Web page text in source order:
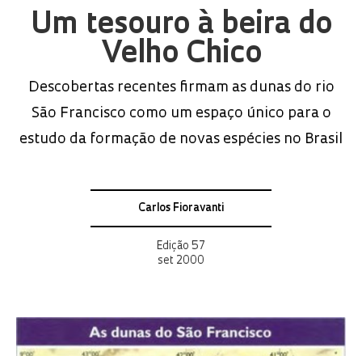
Um tesouro à beira do
Velho Chico
Descobertas recentes firmam as dunas do rio
São Francisco como um espaço único para o
estudo da formação de novas espécies no Brasil
Carlos Fioravanti
Edição 57
set 2000